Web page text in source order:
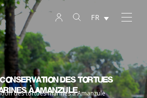
FR
des tortues
à Amanzule
des tortues marines à Amanzule